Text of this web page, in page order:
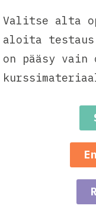
Valitse alta
aloita
on pääsy